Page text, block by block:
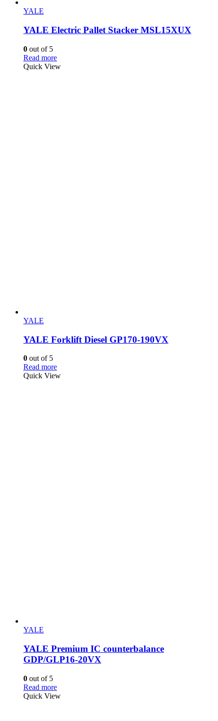
YALE
YALE Electric Pallet Stacker MSL15XUX
0 out of 5
Read more
Quick View
YALE
YALE Forklift Diesel GP170-190VX
0 out of 5
Read more
Quick View
YALE
YALE Premium IC counterbalance
GDP/GLP16-20VX
0 out of 5
Read more
Quick View